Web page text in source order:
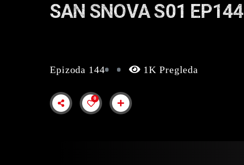
SAN SNOVA S01 EP144
Epizoda 144 1K Pregleda
0